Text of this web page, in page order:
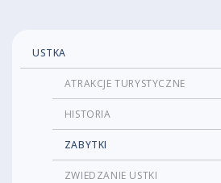
USTKA
ATRAKCJE TURYSTYCZNE
HISTORIA
ZABYTKI
ZWIEDZANIE USTKI